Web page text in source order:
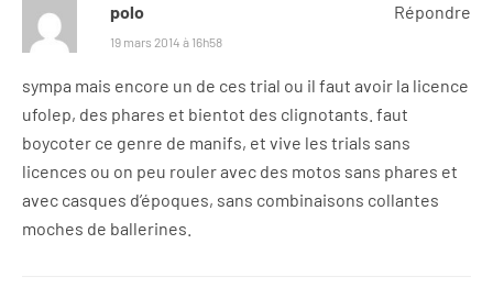
polo
19 mars 2014 à 16h58
sympa mais encore un de ces trial ou il faut avoir la licence
ufolep, des phares et bientot des clignotants. faut
boycoter ce genre de manifs, et vive les trials sans
licences ou on peu rouler avec des motos sans phares et
avec casques d’époques, sans combinaisons collantes
moches de ballerines.
Répondre